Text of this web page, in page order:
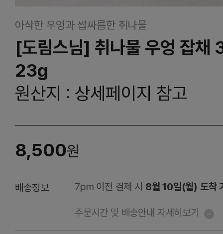
아삭한 우엉과 쌉싸름한 취나물
[도림스님] 취나물 우엉 잡채
23g
원산지 : 상세페이지 참고
8,500원
배송정보 7pm 이전 결제 시 8월 10일(월) 도착
주문시간 및 배송안내 자세히보기